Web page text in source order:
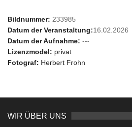
Bildnummer: 233985
Datum der Veranstaltung:16.02.2026
Datum der Aufnahme: ---
Lizenzmodel: privat
Fotograf: Herbert Frohn
WIR ÜBER UNS